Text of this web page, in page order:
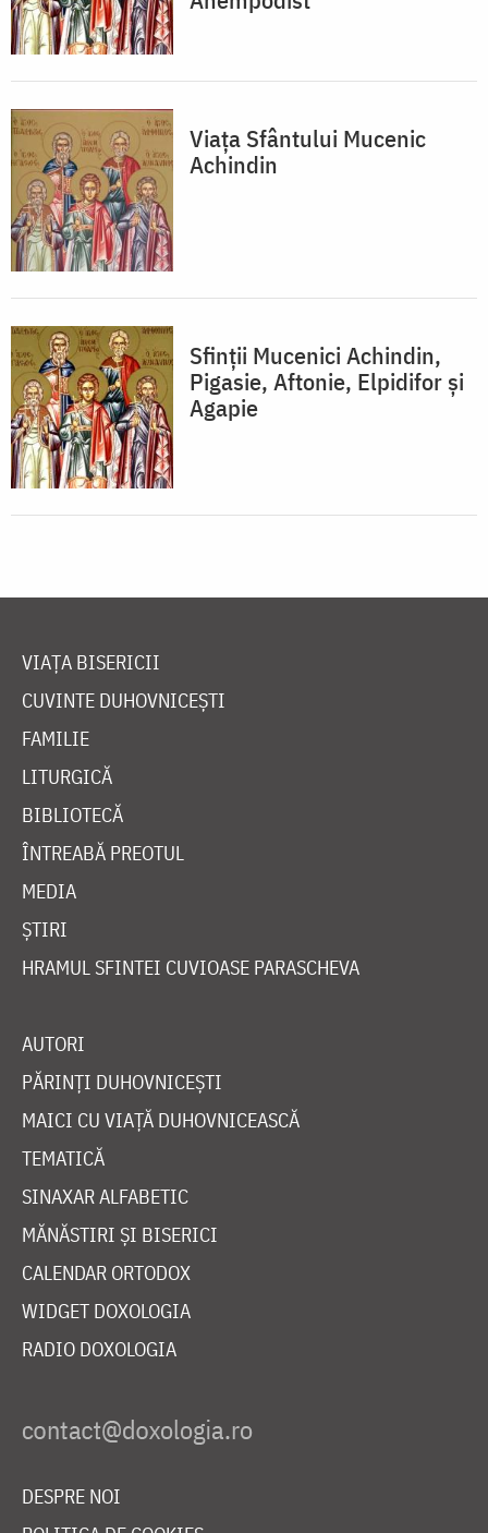
Viaţa Sfântului Mucenic
Achindin
Sfinții Mucenici Achindin,
Pigasie, Aftonie, Elpidifor și
Agapie
VIAȚA BISERICII
CUVINTE DUHOVNICEȘTI
FAMILIE
LITURGICĂ
BIBLIOTECĂ
ÎNTREABĂ PREOTUL
MEDIA
ȘTIRI
HRAMUL SFINTEI CUVIOASE PARASCHEVA
AUTORI
PĂRINȚI DUHOVNICEȘTI
MAICI CU VIAȚĂ DUHOVNICEASCĂ
TEMATICĂ
SINAXAR ALFABETIC
MĂNĂSTIRI ȘI BISERICI
CALENDAR ORTODOX
WIDGET DOXOLOGIA
RADIO DOXOLOGIA
DESPRE NOI